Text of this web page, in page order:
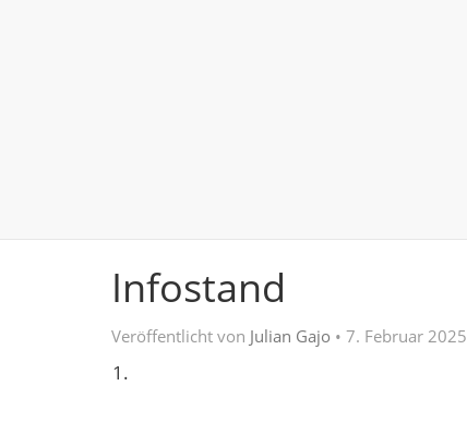
Infostand
Veröffentlicht von Julian Gajo • 7. Februar 2025